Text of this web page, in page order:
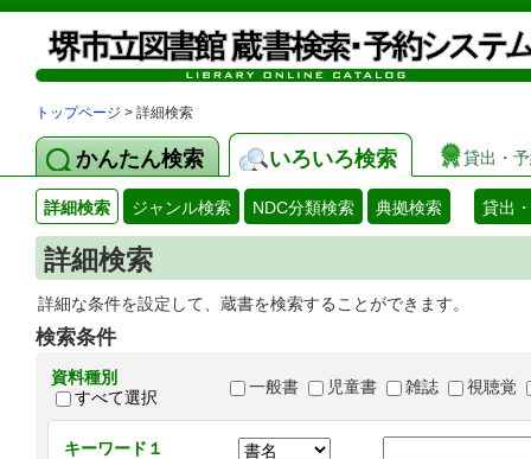
トップページ > 詳細検索
かんたん検索 いろいろ検索 貸出・
詳細検索 ジャンル検索 NDC分類検索 典拠検索 貸出
詳細検索
詳細な条件を設定して、蔵書を検索することができます。
検索条件
資料種別
すべて選択
一般書 児童書 雑誌 視聴覚
キーワード１